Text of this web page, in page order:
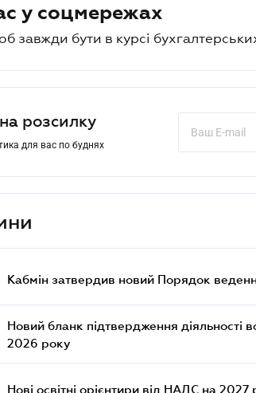
у соцмережах
завжди бути в курсі
розсилку
для вас по буднях
Кабмін затвердив новий Порядок
Новий бланк підтвердження діяльності
2026 року
Нові освітні орієнтири від НАДС на 2027